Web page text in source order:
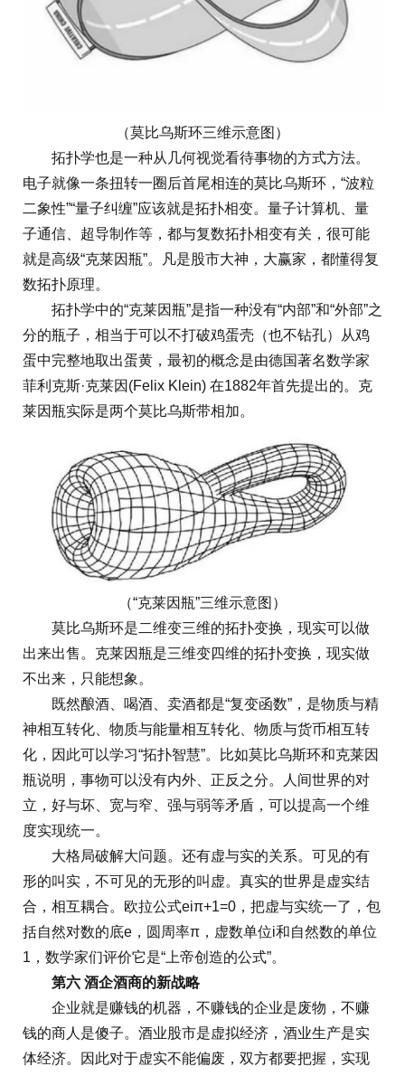
（莫比乌斯环三维示意图）
拓扑学也是一种从几何视觉看待事物的方式方法。
电子就像一条扭转一圈后首尾相连的莫比乌斯环，“波粒
二象性”“量子纠缠”应该就是拓扑相变。量子计算机、量
子通信、超导制作等，都与复数拓扑相变有关，很可能
就是高级“克莱因瓶”。凡是股市大神，大赢家，都懂得复
数拓扑原理。
拓扑学中的“克莱因瓶”是指一种没有“内部”和“外部”之
分的瓶子，相当于可以不打破鸡蛋壳（也不钻孔）从鸡
蛋中完整地取出蛋黄，最初的概念是由德国著名数学家
菲利克斯·克莱因(Felix Klein) 在1882年首先提出的。克
莱因瓶实际是两个莫比乌斯带相加。
（“克莱因瓶”三维示意图）
莫比乌斯环是二维变三维的拓扑变换，现实可以做
出来出售。克莱因瓶是三维变四维的拓扑变换，现实做
不出来，只能想象。
既然酿酒、喝酒、卖酒都是“复变函数”，是物质与精
神相互转化、物质与能量相互转化、物质与货币相互转
化，因此可以学习“拓扑智慧”。比如莫比乌斯环和克莱因
瓶说明，事物可以没有内外、正反之分。人间世界的对
立，好与坏、宽与窄、强与弱等矛盾，可以提高一个维
度实现统一。
大格局破解大问题。还有虚与实的关系。可见的有
形的叫实，不可见的无形的叫虚。真实的世界是虚实结
合，相互耦合。欧拉公式eiπ+1=0，把虚与实统一了，包
括自然对数的底e，圆周率π，虚数单位i和自然数的单位
1，数学家们评价它是“上帝创造的公式”。
第六 酒企酒商的新战略
企业就是赚钱的机器，不赚钱的企业是废物，不赚
钱的商人是傻子。酒业股市是虚拟经济，酒业生产是实
体经济。因此对于虚实不能偏废，双方都要把握，实现